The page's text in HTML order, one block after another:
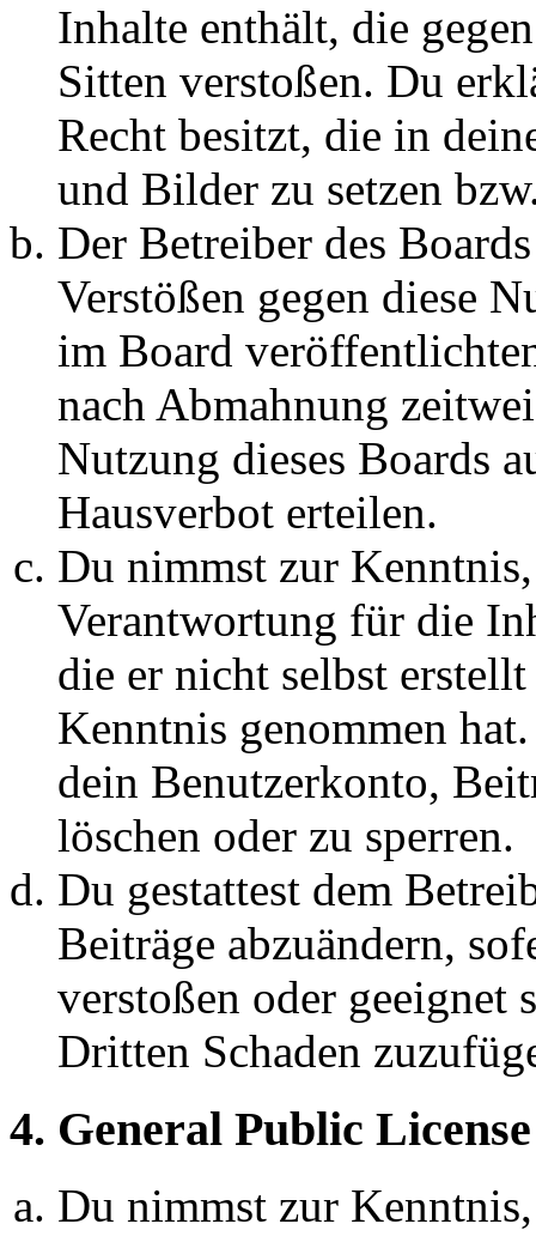
Inhalte enthält, die
Sitten verstoßen. Du
Recht besitzt, die in
und Bilder zu setzen
Der Betreiber des
Verstößen gegen diese
im Board
nach Abmahnung
Nutzung dieses Boards
Hausverbot erteilen.
Du nimmst zur
Verantwortung für die
die er nicht selbst
Kenntnis genommen
dein Benutzerkonto,
löschen oder zu sperren.
Du gestattest dem
Beiträge abzuändern,
verstoßen oder geeignet
Dritten Schaden
4. General Public License
Du nimmst zur